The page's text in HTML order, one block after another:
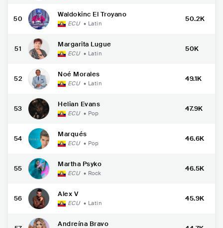
50
Waldokinc El Troyano
ECU • Latin
50.2K
51
Margarita Lugue
ECU • Latin
50K
52
Noé Morales
ECU • Latin
49.1K
53
Helian Evans
ECU • Pop
47.9K
54
Marqués
ECU • Pop
46.6K
55
Martha Psyko
ECU • Rock
46.5K
56
Alex V
ECU • Latin
45.9K
Andreína Bravo